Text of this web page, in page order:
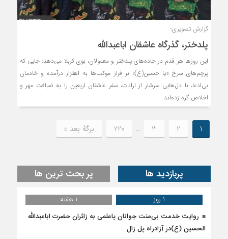
گزارش تصویری؛
پلدختر، گذرگاه عاشقان اباعبدالله
این روزها هر قدم در جاده‌های پلدختر و معمولان، بوی کربلا می‌دهد؛ جایی که
پرچم‌های سرخ «یا حسین(ع)» بر فراز موکب‌ها به اهتزاز درآمده و خادمان
بی‌ادعا، با دل‌هایی سرشار از ارادت، سفر عاشقان اربعین را به ضیافت مهر و
اخلاص گره زده‌اند.
1
2
3
…
220 برگهٔ بعد »
پربازدید ها پر بحث ترین ها
1 روز
1 هفته
روایت خدمت بی‌منت جوانان پاعلمی به زائران حضرت اباعبدالله
الحسین (ع)در آزادراه پل زال